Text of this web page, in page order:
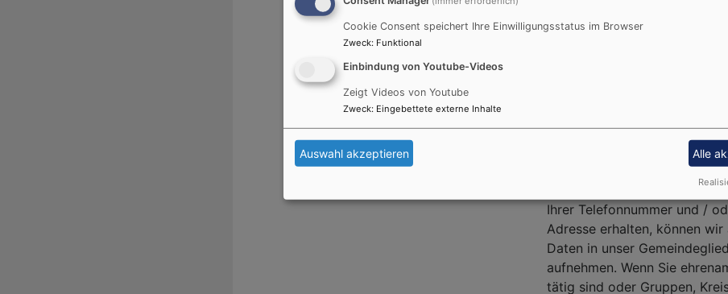
der minderjährigen Kinder,
und bedingte Sperrvermerke
Verstorbenen Sterbedatum
werden Daten von
Familienangehörigen
widersprochen haben. Die
uns diese Daten über ein
geschütztes System zum
Meldewesen. Wenn wir von
Ihrer Telefonnummer und /
Adresse erhalten, können wir
Daten in unser
aufnehmen. Wenn Sie
tätig sind oder Gruppen,
Cookie Consent speichert Ihre Einwilligungsstatus im Browser
Zweck: Funktional
Einbindung von Youtube-Videos
Zeigt Videos von Youtube
Zweck: Eingebettete externe Inhalte
Auswahl akzeptieren Alle